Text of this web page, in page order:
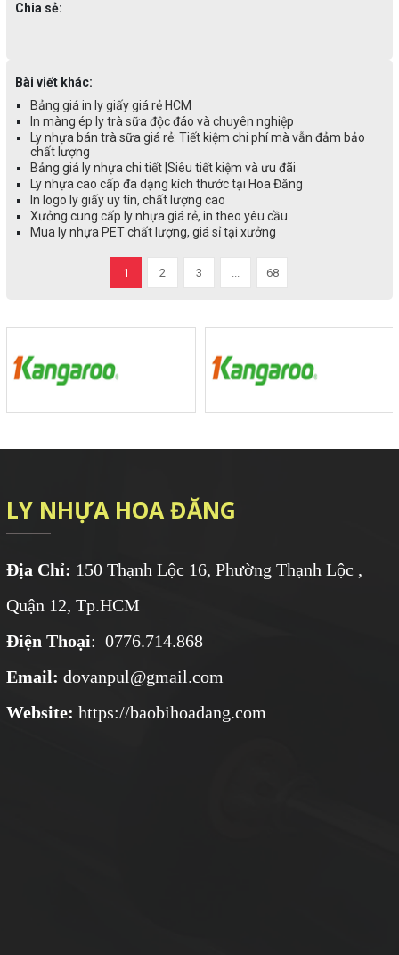
Chia sẻ:
Bài viết khác:
Bảng giá in ly giấy giá rẻ HCM
In màng ép ly trà sữa độc đáo và chuyên nghiệp
Ly nhựa bán trà sữa giá rẻ: Tiết kiệm chi phí mà vẫn đảm bảo
chất lượng
Bảng giá ly nhựa chi tiết |Siêu tiết kiệm và ưu đãi
Ly nhựa cao cấp đa dạng kích thước tại Hoa Đăng
In logo ly giấy uy tín, chất lượng cao
Xưởng cung cấp ly nhựa giá rẻ, in theo yêu cầu
Mua ly nhựa PET chất lượng, giá sỉ tại xưởng
1 2 3 ... 68
LY NHỰA HOA ĐĂNG
Địa Chỉ: 150 Thạnh Lộc 16, Phường Thạnh Lộc ,
Quận 12, Tp.HCM
Điện Thoại: 0776.714.868
Email: dovanpul@gmail.com
Website: https://baobihoadang.com